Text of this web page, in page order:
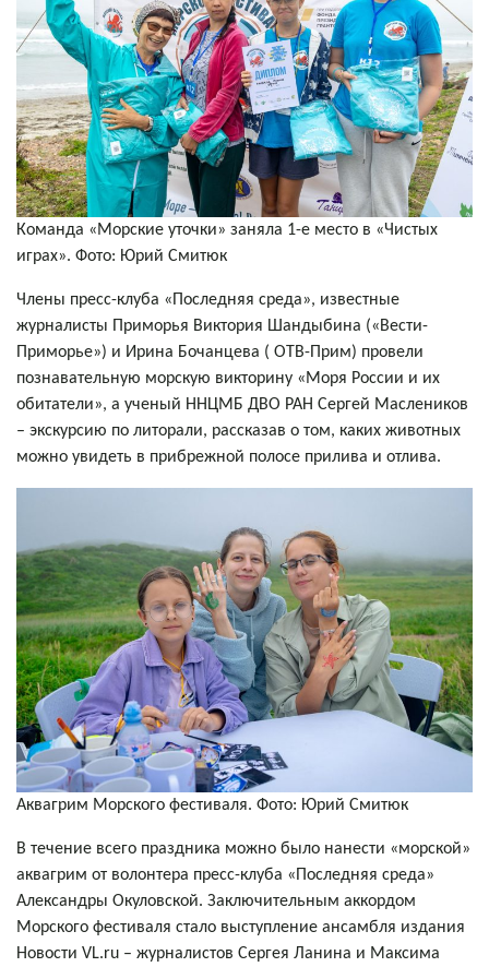
Команда «Морские уточки» заняла 1-е место в «Чистых
играх». Фото: Юрий Смитюк
Члены пресс-клуба «Последняя среда», известные
журналисты Приморья Виктория Шандыбина («Вести-
Приморье») и Ирина Бочанцева ( ОТВ-Прим) провели
познавательную морскую викторину «Моря России и их
обитатели», а ученый ННЦМБ ДВО РАН Сергей Маслеников
– экскурсию по литорали, рассказав о том, каких животных
можно увидеть в прибрежной полосе прилива и отлива.
Аквагрим Морского фестиваля. Фото: Юрий Смитюк
В течение всего праздника можно было нанести «морской»
аквагрим от волонтера пресс-клуба «Последняя среда»
Александры Окуловской. Заключительным аккордом
Морского фестиваля стало выступление ансамбля издания
Новости VL.ru – журналистов Сергея Ланина и Максима